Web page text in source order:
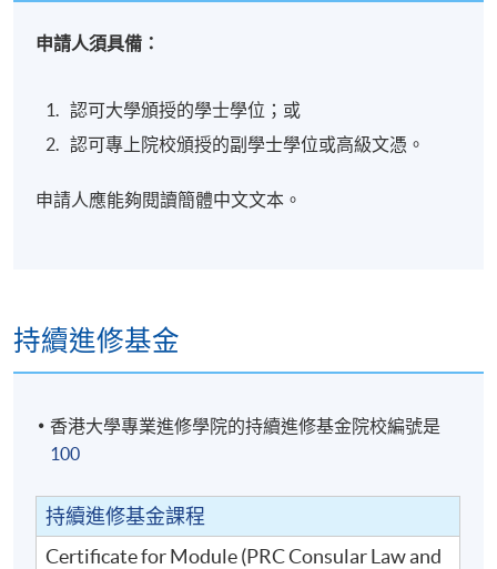
申請人須具備：
認可大學頒授的學士學位；或
認可專上院校頒授的副學士學位或高級文憑。
申請人應能夠閱讀簡體中文文本。
持續進修基金
香港大學專業進修學院的持續進修基金院校編號是
100
持續進修基金課程
Certificate for Module (PRC Consular Law and